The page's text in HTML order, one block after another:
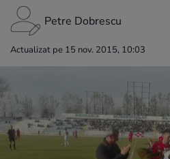
Petre Dobrescu
Actualizat pe 15 nov. 2015, 10:03